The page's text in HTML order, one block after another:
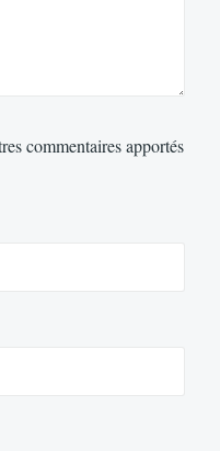
commentaires apportés